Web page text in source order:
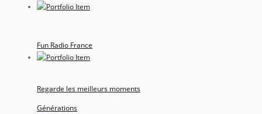
Fun Radio France
Regarde les meilleurs moments
Générations